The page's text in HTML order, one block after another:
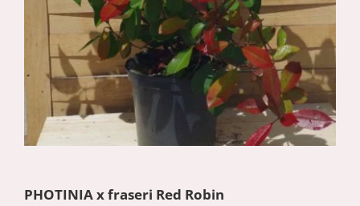
PHOTINIA x fraseri Red Robin